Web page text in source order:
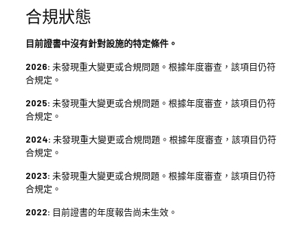
合規狀態
目前證書中沒有針對設施的特定條件。
2026: 未發現重大變更或合規問題。根據年度審查，該項目仍符
合規定。
2025: 未發現重大變更或合規問題。根據年度審查，該項目仍符
合規定。
2024: 未發現重大變更或合規問題。根據年度審查，該項目仍符
合規定。
2023: 未發現重大變更或合規問題。根據年度審查，該項目仍符
合規定。
2022: 目前證書的年度報告尚未生效。